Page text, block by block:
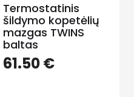
Termostatinis
šildymo kopetėlių
mazgas TWINS
baltas
61.50€